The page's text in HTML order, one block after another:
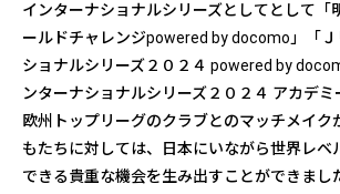
ポラメート アーウィライ
2025～
タイ
1998/7/20
磐田
インターナショナルシリーズとしてとして「
ールドチャレンジpowered by docomo」「
ショナルシリーズ２０２４ powered by
ンターナショナルシリーズ２０２４ アカデミ
欧州トップリーグのクラブとのマッチメイク
もたちに対しては、日本にいながら世界レベ
できる貴重な機会を生み出すことができまし